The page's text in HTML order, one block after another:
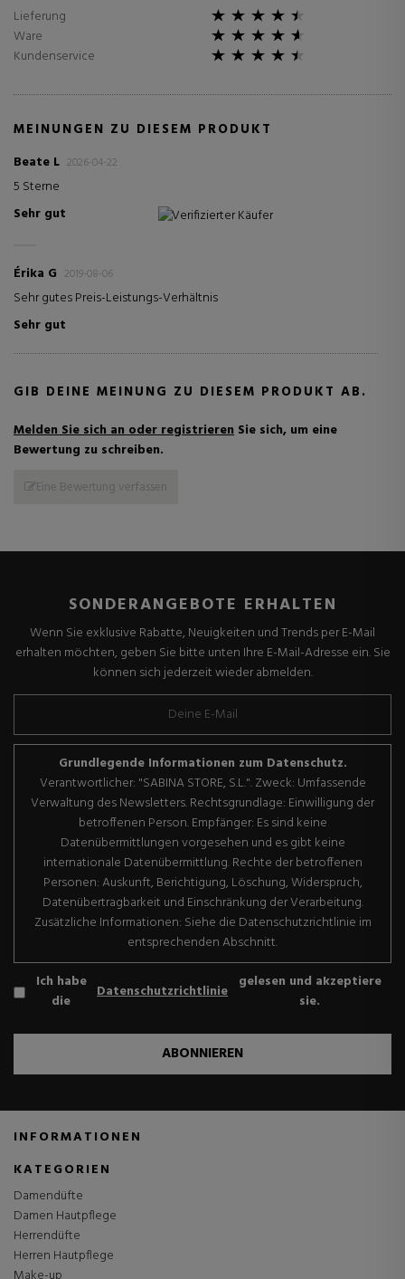
Lieferung
Ware
Kundenservice
MEINUNGEN ZU DIESEM PRODUKT
Beate L 2026-04-22
5 Sterne
Sehr gut
Verifizierter Käufer
Érika G 2019-08-06
Sehr gutes Preis-Leistungs-Verhältnis
Sehr gut
GIB DEINE MEINUNG ZU DIESEM PRODUKT AB.
Melden Sie sich an oder registrieren Sie sich, um eine
Bewertung zu schreiben.
Eine Bewertung verfassen
SONDERANGEBOTE ERHALTEN
Wenn Sie exklusive Rabatte, Neuigkeiten und Trends per E-Mail
erhalten möchten, geben Sie bitte unten Ihre E-Mail-Adresse ein. Sie
können sich jederzeit wieder abmelden.
Grundlegende Informationen zum Datenschutz.
Verantwortlicher: "SABINA STORE, S.L.". Zweck: Umfassende
Verwaltung des Newsletters. Rechtsgrundlage: Einwilligung der
betroffenen Person. Empfänger: Es sind keine
Datenübermittlungen vorgesehen und es gibt keine
internationale Datenübermittlung. Rechte der betroffenen
Personen: Auskunft, Berichtigung, Löschung, Widerspruch,
Datenübertragbarkeit und Einschränkung der Verarbeitung.
Zusätzliche Informationen: Siehe die Datenschutzrichtlinie im
entsprechenden Abschnitt.
Ich habe
die
Datenschutzrichtlinie gelesen und akzeptiere
sie.
ABONNIEREN
INFORMATIONEN
KATEGORIEN
Damendüfte
Damen Hautpflege
Herrendüfte
Herren Hautpflege